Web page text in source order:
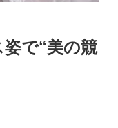
で“美の競